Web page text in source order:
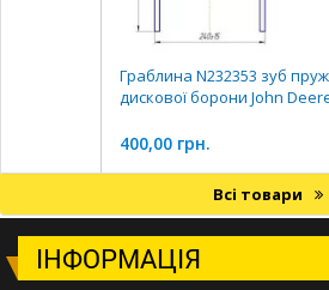
Граблина N232353 зуб
дискової борони John
400,00 грн.
Всі товари
ІНФОРМАЦІЯ